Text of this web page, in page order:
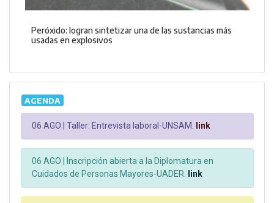
Peróxido: logran sintetizar una de las sustancias más
usadas en explosivos
AGENDA
06 AGO | Taller: Entrevista laboral-UNSAM. link
06 AGO |
Inscripción abierta a la Diplomatura en
Cuidados de Personas Mayores-UADER.
link